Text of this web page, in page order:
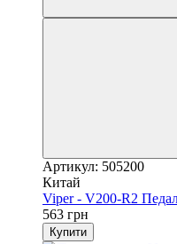
Артикул: 505200
Китай
Viper - V200-R2
563 грн
Купити